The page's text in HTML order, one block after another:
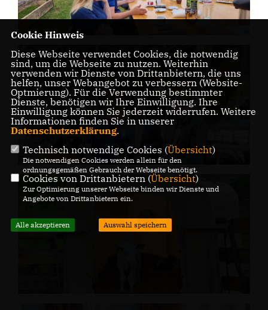
Cookie Hinweis
Diese Webseite verwendet Cookies, die notwendig
sind, um die Webseite zu nutzen. Weiterhin
verwenden wir Dienste von Drittanbietern, die uns
helfen, unser Webangebot zu verbessern (Website-
Optmierung). Für die Verwendung bestimmter
Dienste, benötigen wir Ihre Einwilligung. Ihre
Einwilligung können Sie jederzeit widerrufen. Weitere
Informationen finden Sie in unserer
Datenschutzerklärung.
Technisch notwendige Cookies (Übersicht)
Die notwendigen Cookies werden allein für den
ordnungsgemäßen Gebrauch der Webseite benötigt.
Cookies von Drittanbietern (Übersicht)
Zur Optimierung unserer Webseite binden wir Dienste und
Angebote von Drittanbietern ein.
Alle akzeptieren Auswahl speichern